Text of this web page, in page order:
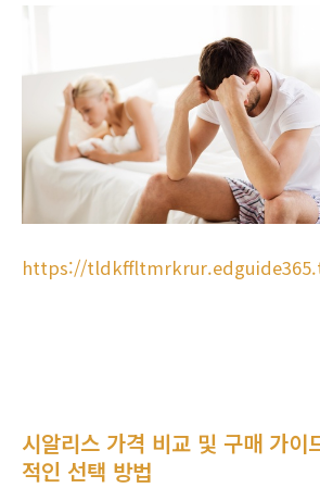
https://
시알리스 가격 비교 및 구매 가이
적인 선택 방법